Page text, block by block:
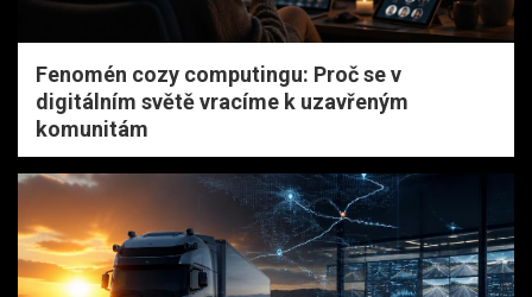
Fenomén cozy computingu: Proč se v
digitálním světě vracíme k uzavřeným
komunitám